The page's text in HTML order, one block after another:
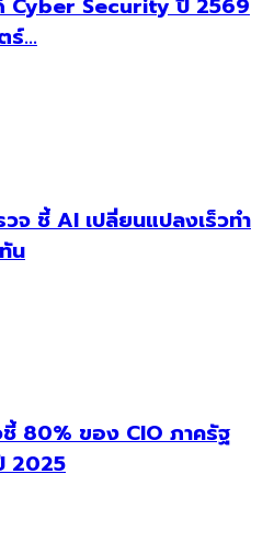
Cyber Security ปี 2569
ร์...
จ ชี้ AI เปลี่ยนแปลงเร็วทำ
น
80% ของ CIO ภาครัฐ
2025